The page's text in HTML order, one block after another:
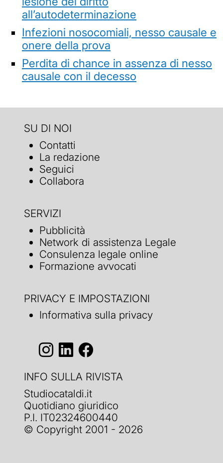
all’autodeterminazione
Infezioni nosocomiali, nesso causale e
onere della prova
Perdita di chance in assenza di nesso
causale con il decesso
SU DI NOI
Contatti
La redazione
Seguici
Collabora
SERVIZI
Pubblicità
Network di assistenza Legale
Consulenza legale online
Formazione avvocati
PRIVACY E IMPOSTAZIONI
Informativa sulla privacy
INFO SULLA RIVISTA
Studiocataldi.it
Quotidiano giuridico
P.I. IT02324600440
© Copyright 2001 - 2026